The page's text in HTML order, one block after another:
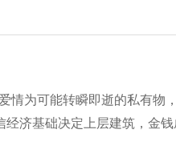
情为可能转瞬即逝的私有物
济基础决定上层建筑，金